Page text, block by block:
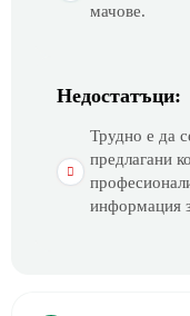
мачове.
Недостатъци:
Трудно е да
предлагани
информация